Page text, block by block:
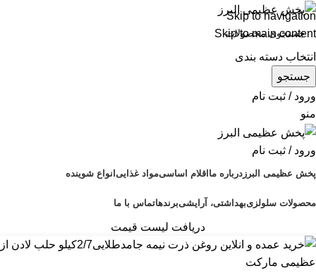
Skip to navigation
Skip to main content
انتخاب دسته بندی
جستجو
ورود / ثبت نام
منو
ورود / ثبت نام
پخش عظیمی البرز درباره مااقلام اساسیمواد غذاییانواع شوینده
محصولات سلولزیبهداشتی، آرایشیبرندهاتماس با ما
دریافت لیست قیمت